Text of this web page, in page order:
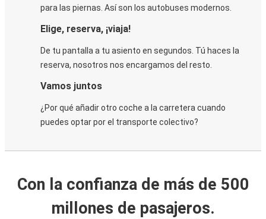
para las piernas. Así son los autobuses modernos.
Elige, reserva, ¡viaja!
De tu pantalla a tu asiento en segundos. Tú haces la
reserva, nosotros nos encargamos del resto.
Vamos juntos
¿Por qué añadir otro coche a la carretera cuando
puedes optar por el transporte colectivo?
Con la confianza de más de 500
millones de pasajeros.